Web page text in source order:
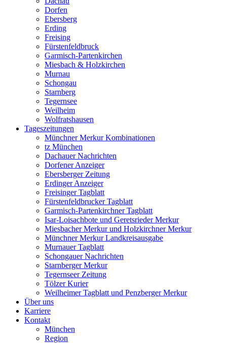
Dorfen
Ebersberg
Erding
Freising
Fürstenfeldbruck
Garmisch-Partenkirchen
Miesbach & Holzkirchen
Murnau
Schongau
Starnberg
Tegernsee
Weilheim
Wolfratshausen
Tageszeitungen
Münchner Merkur Kombinationen
tz München
Dachauer Nachrichten
Dorfener Anzeiger
Ebersberger Zeitung
Erdinger Anzeiger
Freisinger Tagblatt
Fürstenfeldbrucker Tagblatt
Garmisch-Partenkirchner Tagblatt
Isar-Loisachbote und Geretsrieder Merkur
Miesbacher Merkur und Holzkirchner Merkur
Münchner Merkur Landkreisausgabe
Murnauer Tagblatt
Schongauer Nachrichten
Starnberger Merkur
Tegernseer Zeitung
Tölzer Kurier
Weilheimer Tagblatt und Penzberger Merkur
Über uns
Karriere
Kontakt
München
Region